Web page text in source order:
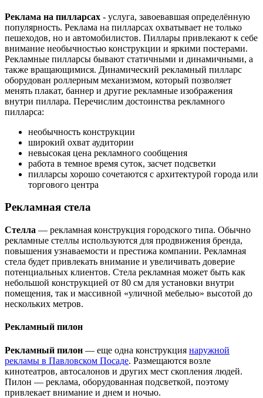
Реклама на пилларсах - услуга, завоевавшая определённую
популярность. Реклама на пилларсах охватывает не только
пешеходов, но и автомобилистов. Пиллары привлекают к себе
внимание необычностью конструкции и яркими постерами.
Рекламные пилларсы бывают статичными и динамичными, а
также вращающимися. Динамический рекламный пилларс
оборудован роллерным механизмом, который позволяет
менять плакат, баннер и другие рекламные изображения
внутри пиллара. Перечислим достоинства рекламного
пилларса:
необычность конструкции
широкий охват аудитории
невысокая цена рекламного сообщения
работа в темное время суток, засчет подсветки
пилларсы хорошо сочетаются с архитектурой города или
торгового центра
Рекламная стела
Стелла — рекламная конструкция городского типа. Обычно
рекламные стеллы используются для продвижения бренда,
повышения узнаваемости и престижа компании. Рекламная
стела будет привлекать внимание и увеличивать доверие
потенциальных клиентов. Стела рекламная может быть как
небольшой конструкцией от 80 см для установки внутри
помещения, так и массивной «уличной мебелью» высотой до
нескольких метров.
Рекламный пилон
Рекламный пилон — еще одна конструкция наружной
рекламы в Павловском Посаде. Размещаются возле
кинотеатров, автосалонов и других мест скопления людей.
Пилон — реклама, оборудованная подсветкой, поэтому
привлекает внимание и днем и ночью.